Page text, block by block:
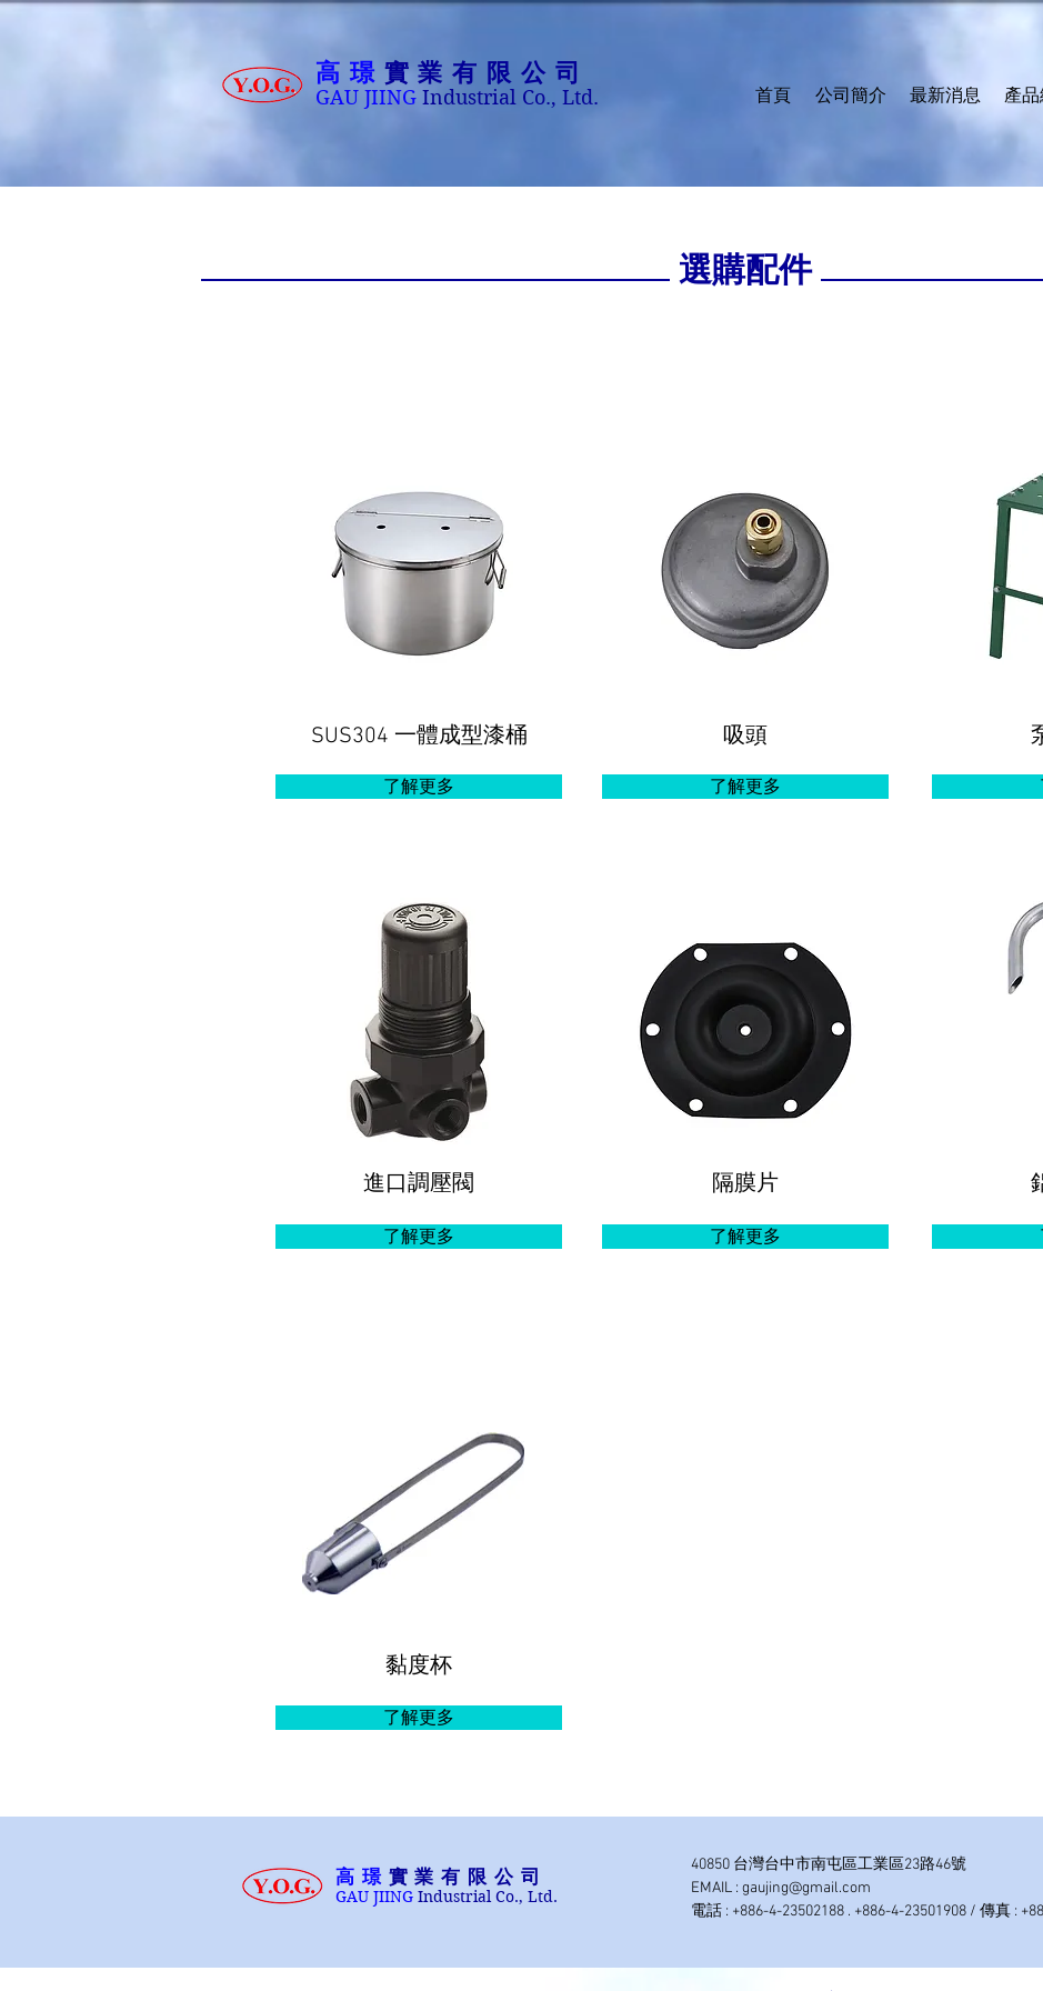
高璟 實業有限公司
GAU JIING Industrial Co., Ltd. 首頁 公司簡介 最新消息 產
選購配件
SUS304 一體成型漆桶
了解更多
吸頭
了解更多
進口調壓閥
了解更多
隔膜片
了解更多
黏度杯
了解更多
高璟 實業有限公司
GAU JIING Industrial Co., Ltd.
40850 台灣台中市南屯區工業區23路46號
EMAIL : gaujing@gmail.com
電話 : +886-4-23502188 . +886-4-23501908 / 傳真 :